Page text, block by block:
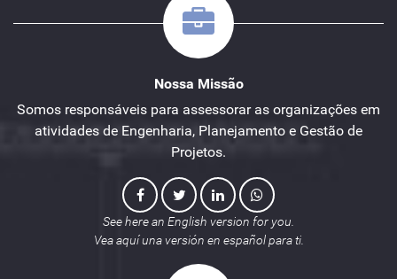
Nossa Missão
Somos responsáveis para assessorar as organizações em
atividades de Engenharia, Planejamento e Gestão de
Projetos.
See here an English version for you.
Vea aquí una versión en español para ti.